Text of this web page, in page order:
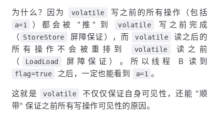
为什么？因为 volatile 写之前的所有操作（包括
a=1 ）都会被 "推" 到 volatile
写之前完成
（ StoreStore 屏障保证），而 volatile
读之后的
所有操作不会被重排到
volatile
读之前
（
LoadLoad 屏障保证）。所以线程 B 读到
flag=true 之后，一定也能看到 a=1 。
这就是 volatile
不仅仅保证自身可见性，还能 "顺
带" 保证之前所有写操作可见性的原因。